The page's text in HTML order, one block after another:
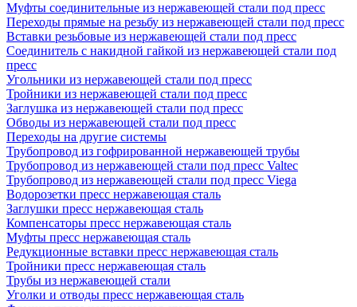
Муфты соединительные из нержавеющей стали под пресс
Переходы прямые на резьбу из нержавеющей стали под пресс
Вставки резьбовые из нержавеющей стали под пресс
Соединитель с накидной гайкой из нержавеющей стали под
пресс
Угольники из нержавеющей стали под пресс
Тройники из нержавеющей стали под пресс
Заглушка из нержавеющей стали под пресс
Обводы из нержавеющей стали под пресс
Переходы на другие системы
Трубопровод из гофрированной нержавеющей трубы
Трубопровод из нержавеющей стали под пресс Valtec
Трубопровод из нержавеющей стали под пресс Viega
Водорозетки пресс нержавеющая сталь
Заглушки пресс нержавеющая сталь
Компенсаторы пресс нержавеющая сталь
Муфты пресс нержавеющая сталь
Редукционные вставки пресс нержавеющая сталь
Тройники пресс нержавеющая сталь
Трубы из нержавеющей стали
Уголки и отводы пресс нержавеющая сталь